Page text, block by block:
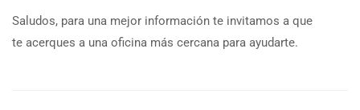
Saludos, para una mejor información te invitamos a que
te acerques a una oficina más cercana para ayudarte.